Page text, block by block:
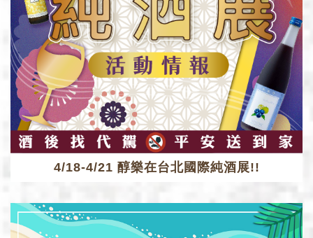
4/18-4/21 醇樂在台北國際純酒展!!